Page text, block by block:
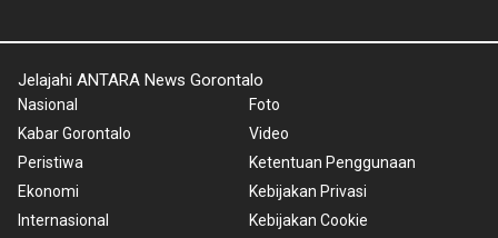
Jelajahi ANTARA News Gorontalo
Nasional
Kabar Gorontalo
Peristiwa
Ekonomi
Internasional
Foto
Video
Ketentuan Penggunaan
Kebijakan Privasi
Kebijakan Cookie